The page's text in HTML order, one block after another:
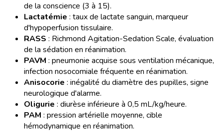
de la conscience (3 à 15).
Lactatémie : taux de lactate sanguin, marqueur
d'hypoperfusion tissulaire.
RASS : Richmond Agitation-Sedation Scale, évaluation
de la sédation en réanimation.
PAVM : pneumonie acquise sous ventilation mécanique,
infection nosocomiale fréquente en réanimation.
Anisocorie : inégalité du diamètre des pupilles, signe
neurologique d'alarme.
Oligurie : diurèse inférieure à 0,5 mL/kg/heure.
PAM : pression artérielle moyenne, cible
hémodynamique en réanimation.